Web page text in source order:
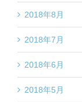
2018年8月
2018年7月
2018年6月
2018年5月